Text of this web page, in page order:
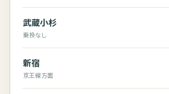
武蔵小杉
乗換なし
新宿
京王線方面